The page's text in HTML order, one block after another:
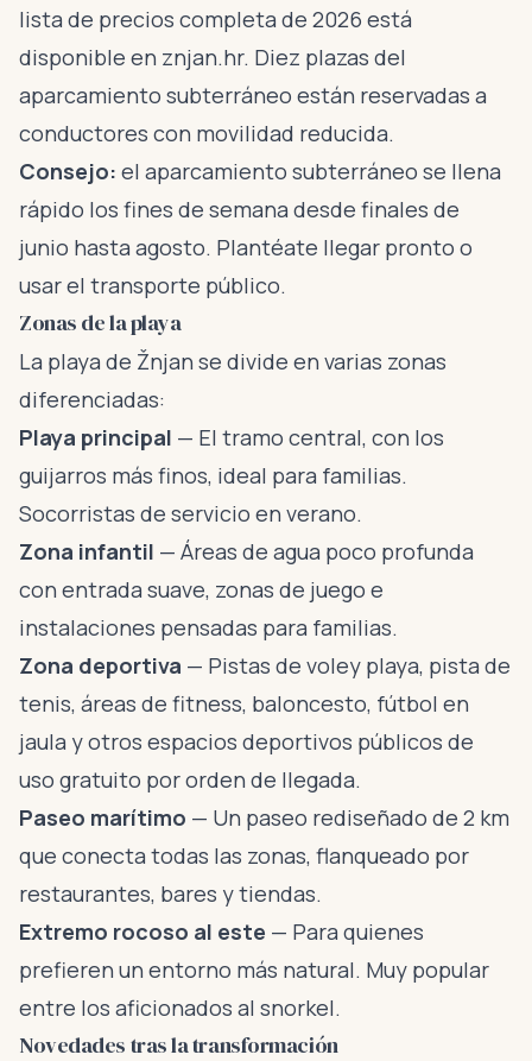
lista de precios completa de 2026 está
disponible en znjan.hr. Diez plazas del
aparcamiento subterráneo están reservadas a
conductores con movilidad reducida.
Consejo: el aparcamiento subterráneo se llena
rápido los fines de semana desde finales de
junio hasta agosto. Plantéate llegar pronto o
usar el transporte público.
Zonas de la playa
La playa de Žnjan se divide en varias zonas
diferenciadas:
Playa principal — El tramo central, con los
guijarros más finos, ideal para familias.
Socorristas de servicio en verano.
Zona infantil — Áreas de agua poco profunda
con entrada suave, zonas de juego e
instalaciones pensadas para familias.
Zona deportiva — Pistas de voley playa, pista de
tenis, áreas de fitness, baloncesto, fútbol en
jaula y otros espacios deportivos públicos de
uso gratuito por orden de llegada.
Paseo marítimo — Un paseo rediseñado de 2 km
que conecta todas las zonas, flanqueado por
restaurantes, bares y tiendas.
Extremo rocoso al este — Para quienes
prefieren un entorno más natural. Muy popular
entre los aficionados al snorkel.
Novedades tras la transformación